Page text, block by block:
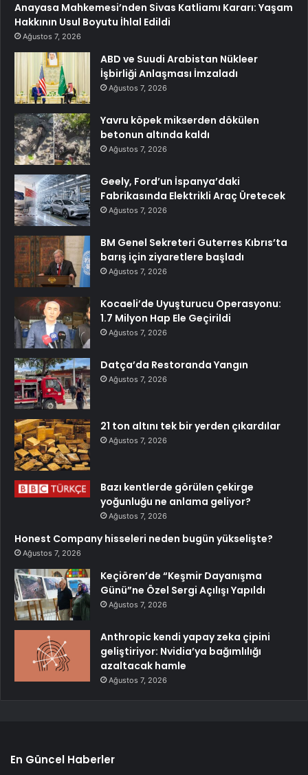
Anayasa Mahkemesi’nden Sivas Katliamı Kararı: Yaşam
Hakkının Usul Boyutu İhlal Edildi
Ağustos 7, 2026
ABD ve Suudi Arabistan Nükleer
İşbirliği Anlaşması İmzaladı
Ağustos 7, 2026
Yavru köpek mikserden dökülen
betonun altında kaldı
Ağustos 7, 2026
Geely, Ford’un İspanya’daki
Fabrikasında Elektrikli Araç Üretecek
Ağustos 7, 2026
BM Genel Sekreteri Guterres Kıbrıs’ta
barış için ziyaretlere başladı
Ağustos 7, 2026
Kocaeli’de Uyuşturucu Operasyonu:
1.7 Milyon Hap Ele Geçirildi
Ağustos 7, 2026
Datça’da Restoranda Yangın
Ağustos 7, 2026
21 ton altını tek bir yerden çıkardılar
Ağustos 7, 2026
Bazı kentlerde görülen çekirge
yoğunluğu ne anlama geliyor?
Ağustos 7, 2026
Honest Company hisseleri neden bugün yükselişte?
Ağustos 7, 2026
Keçiören’de “Keşmir Dayanışma
Günü”ne Özel Sergi Açılışı Yapıldı
Ağustos 7, 2026
Anthropic kendi yapay zeka çipini
geliştiriyor: Nvidia’ya bağımlılığı
azaltacak hamle
Ağustos 7, 2026
En Güncel Haberler